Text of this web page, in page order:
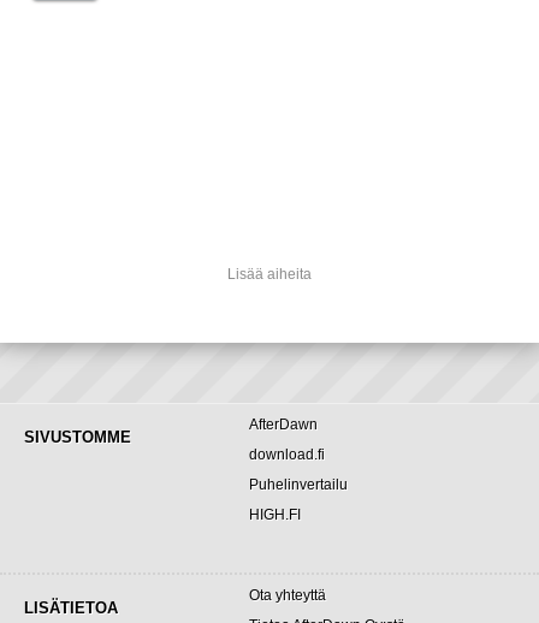
Lisää aiheita
SIVUSTOMME
AfterDawn
download.fi
Puhelinvertailu
HIGH.FI
LISÄTIETOA
Ota yhteyttä